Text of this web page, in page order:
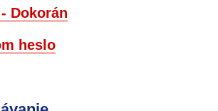
Dokorán
heslo